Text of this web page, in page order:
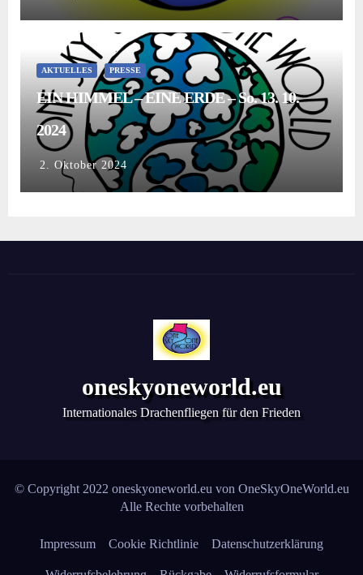
AKTUELLES PRESSE
EIN HIMMEL – EINE ERDE – So. 13. 10.
2024
2. Oktober 2024
oneskyoneworld.eu
Internationales Drachenfliegen für den Frieden
© Copyright 2022 oneskyoneworld.eu von OneSkyOneWorld.eu
Alle Rechte vorbehalten
Impressum Cookie Richtlinie Datenschutzerklärung